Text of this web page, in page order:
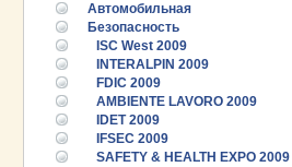
Автомобильная
Безопасность
ISC West 2009
INTERALPIN 2009
FDIC 2009
AMBIENTE LAVORO 2009
IDET 2009
IFSEC 2009
SAFETY & HEALTH EXPO 2009